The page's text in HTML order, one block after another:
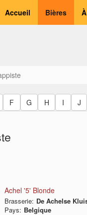
Accueil Bières
F G H I J
Achel '5' Blonde
Brasserie: De Achelse
Pays: Belgique